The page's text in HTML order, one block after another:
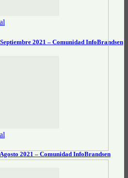
2021 – Comunidad InfoBrandsen
2021 – Comunidad InfoBrandsen